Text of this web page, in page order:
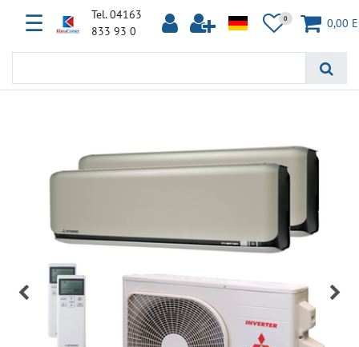
☰
Tel. 04163
833 93 0
0 0,00